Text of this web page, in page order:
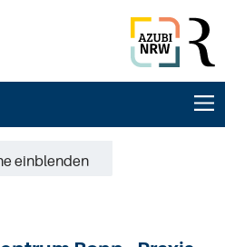
einblenden